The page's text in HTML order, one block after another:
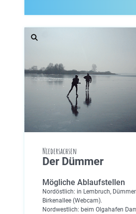
Niedersachsen
Der Dümmer
Mögliche Ablaufstellen
Nordöstlich: in Lembruch,
Birkenallee (Webcam).
Nordwestlich: beim Olgahafen